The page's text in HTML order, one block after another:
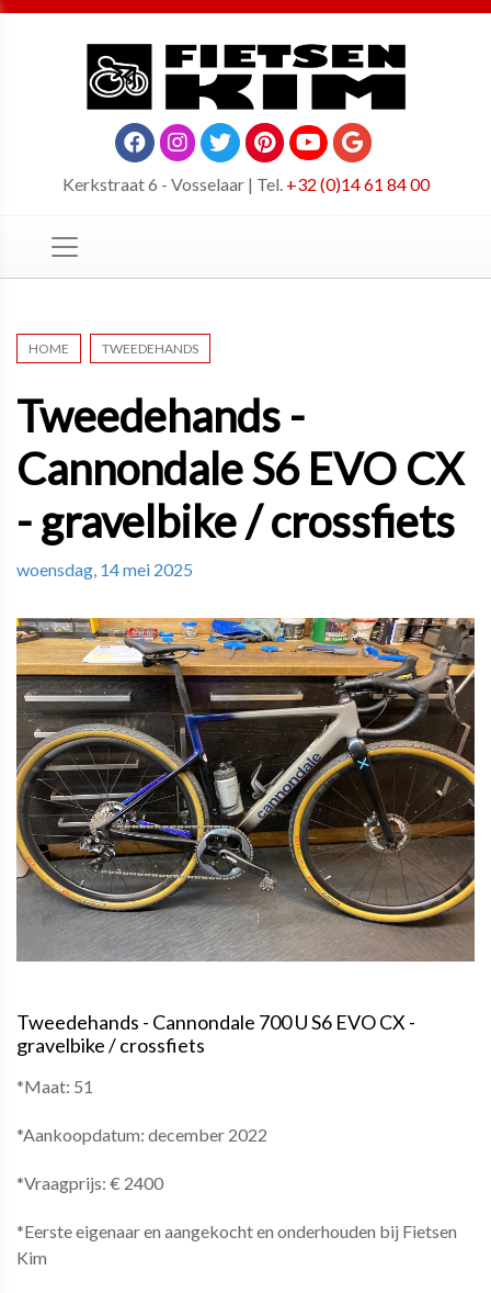
Kerkstraat 6 - Vosselaar | Tel. +32 (0)14 61 84 00
HOME TWEEDEHANDS
Tweedehands -
Cannondale S6 EVO CX
- gravelbike / crossfiets
woensdag, 14 mei 2025
Tweedehands - Cannondale 700 U S6 EVO CX -
gravelbike / crossfiets
*Maat: 51
*Aankoopdatum: december 2022
*Vraagprijs: € 2400
*Eerste eigenaar en aangekocht en onderhouden bij Fietsen
Kim